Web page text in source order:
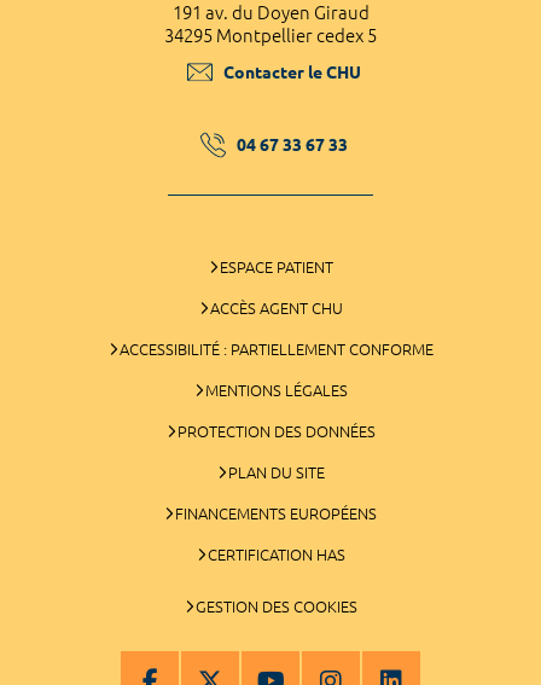
191 av. du Doyen Giraud
34295 Montpellier cedex 5
Contacter le CHU
04 67 33 67 33
ESPACE PATIENT
ACCÈS AGENT CHU
ACCESSIBILITÉ : PARTIELLEMENT CONFORME
MENTIONS LÉGALES
PROTECTION DES DONNÉES
PLAN DU SITE
FINANCEMENTS EUROPÉENS
CERTIFICATION HAS
GESTION DES COOKIES